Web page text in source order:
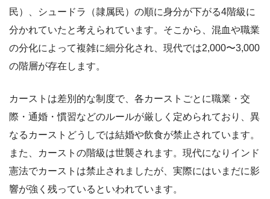
民）、シュードラ（隷属民）の順に身分が下がる4階級に
分かれていたと考えられています。そこから、混血や職業
の分化によって複雑に細分化され、現代では2,000〜3,000
の階層が存在します。
カーストは差別的な制度で、各カーストごとに職業・交
際・通婚・慣習などのルールが厳しく定められており、異
なるカーストどうしでは結婚や飲食が禁止されています。
また、カーストの階級は世襲されます。現代になりインド
憲法でカーストは禁止されましたが、実際にはいまだに影
響が強く残っているといわれています。